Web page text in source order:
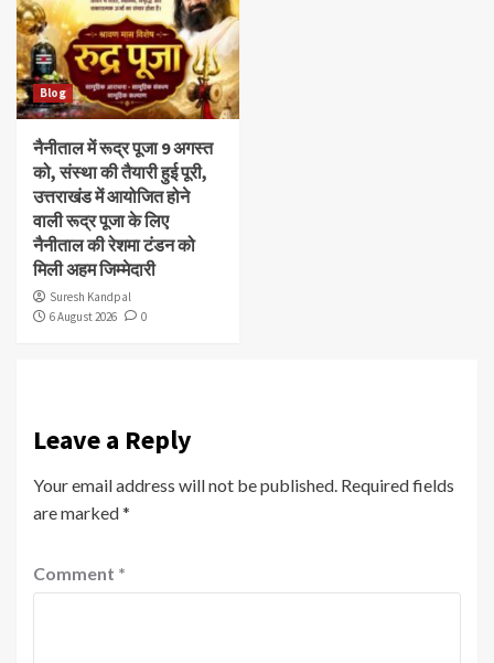
Blog
नैनीताल में रूद्र पूजा 9 अगस्त
को, संस्था की तैयारी हुई पूरी,
उत्तराखंड में आयोजित होने
वाली रूद्र पूजा के लिए
नैनीताल की रेशमा टंडन को
मिली अहम जिम्मेदारी
Suresh Kandpal
6 August 2026
0
Leave a Reply
Your email address will not be published. Required fields
are marked*
Comment *